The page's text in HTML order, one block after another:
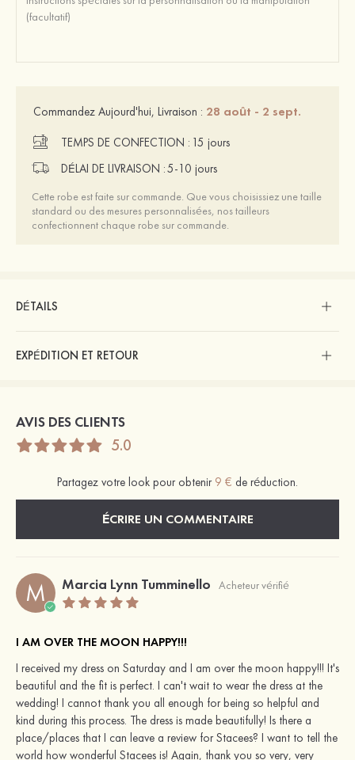
Commandez Aujourd'hui, Livraison : 28 août - 2 sept.
TEMPS DE CONFECTION : 15 jours
DÉLAI DE LIVRAISON :5-10 jours
Cette robe est faite sur commande. Que vous choisissiez une taille
standard ou des mesures personnalisées, nos tailleurs
confectionnent chaque robe sur commande.
DÉTAILS
EXPÉDITION ET RETOUR
AVIS DES CLIENTS
5.0
Partagez votre look pour obtenir 9 € de réduction.
ÉCRIRE UN COMMENTAIRE
M Marcia Lynn Tumminello Acheteur vérifié
I AM OVER THE MOON HAPPY!!!
I received my dress on Saturday and I am over the moon happy!!! It's
beautiful and the fit is perfect. I can't wait to wear the dress at the
wedding! I cannot thank you all enough for being so helpful and
kind during this process. The dress is made beautifully! Is there a
place/places that I can leave a review for Stacees? I want to tell the
world how wonderful Stacees is! Again, thank you so very, very